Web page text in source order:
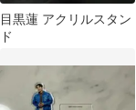
目黒蓮 アクリルスタン
ド